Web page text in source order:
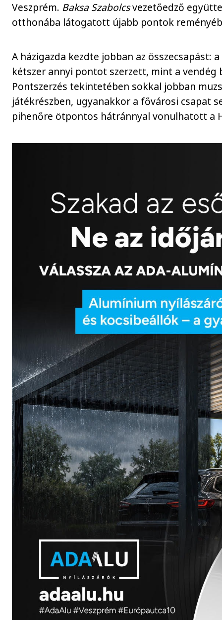
Veszprém. Baksa Szabolcsvezetőedző
otthonába látogatott újabb pontok
A házigazda kezdte jobban az összecsapást:
kétszer annyi pontot szerzett, mint a vendég
Pontszerzés tekintetében sokkal jobban
játékrészben, ugyanakkor a fővárosi csapat
pihenőre ötpontos hátránnyal vonulhatott a